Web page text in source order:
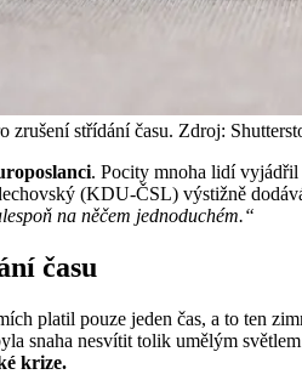
zrušení střídání času. Zdroj:
. Pocity mnoha lidí vyjádřil
(KDU-ČSL) výstižně
na něčem jednoduchém.“
času
platil pouze jeden čas, a to ten
snaha nesvítit tolik umělým
krize.